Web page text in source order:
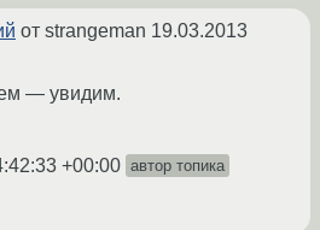
от strangeman 19.03.2013
— увидим.
+00:00 автор топика